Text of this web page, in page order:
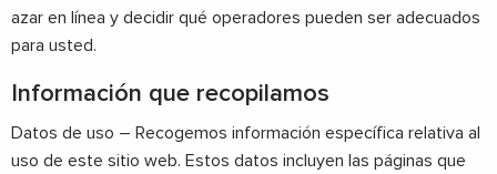
azar en línea y decidir qué operadores pueden ser adecuados
para usted.
Información que recopilamos
Datos de uso – Recogemos información específica relativa al
uso de este sitio web. Estos datos incluyen las páginas que